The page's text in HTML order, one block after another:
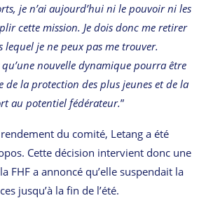
je n’ai aujourd’hui ni le pouvoir ni les
cette mission. Je dois donc me retirer
lequel je ne peux pas me trouver.
qu’une nouvelle dynamique pourra être
de la protection des plus jeunes et de la
au potentiel fédérateur.”
du comité, Letang a été
Cette décision intervient donc une
FHF a annoncé qu’elle suspendait la
jusqu’à la fin de l’été.